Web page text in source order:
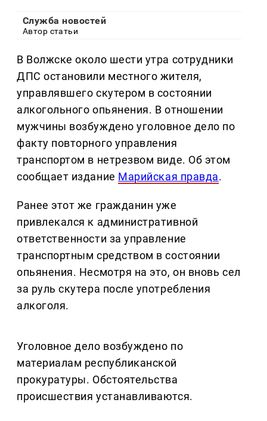
Служба новостей
Автор статьи
В Волжске около шести утра сотрудники
ДПС остановили местного жителя,
управлявшего скутером в состоянии
алкогольного опьянения. В отношении
мужчины возбуждено уголовное дело по
факту повторного управления
транспортом в нетрезвом виде. Об этом
сообщает издание Марийская правда.
Ранее этот же гражданин уже
привлекался к административной
ответственности за управление
транспортным средством в состоянии
опьянения. Несмотря на это, он вновь сел
за руль скутера после употребления
алкоголя.
Уголовное дело возбуждено по
материалам республиканской
прокуратуры. Обстоятельства
происшествия устанавливаются.